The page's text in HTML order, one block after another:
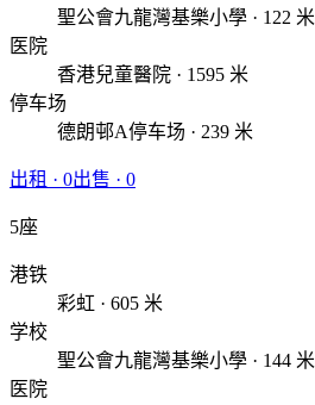
聖公會九龍灣基樂小學 · 122 米
医院
香港兒童醫院 · 1595 米
停车场
德朗邨A停车场 · 239 米
出租 · 0出售 · 0
5座
港铁
彩虹 · 605 米
学校
聖公會九龍灣基樂小學 · 144 米
医院